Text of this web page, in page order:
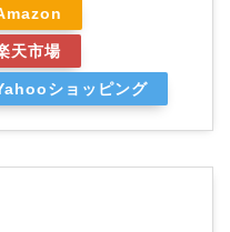
天市場
ショッピング